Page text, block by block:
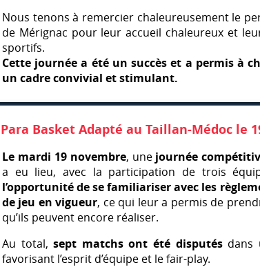
Nous tenons à remercier chaleureusement le
de Mérignac pour leur accueil chaleureux et
sportifs.
Cette journée a été un succès et a permis à
un cadre convivial et stimulant.
Para Basket Adapté au Taillan-Médoc le
Le mardi 19 novembre, une journée
a eu lieu, avec la participation de trois
l’opportunité de se familiariser avec les
de jeu en vigueur, ce qui leur a permis de
qu’ils peuvent encore réaliser.
Au total,sept matchs ont été disputésdans
favorisant l’esprit d’équipe et le fair-play.